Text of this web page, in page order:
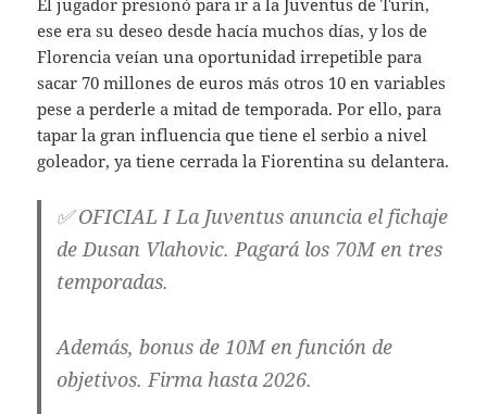
ese era su deseo desde hacía muchos días, y los de
Florencia veían una oportunidad irrepetible para
sacar 70 millones de euros más otros 10 en variables
pese a perderle a mitad de temporada. Por ello, para
tapar la gran influencia que tiene el serbio a nivel
goleador, ya tiene cerrada la Fiorentina su delantera.
✅ OFICIAL I La Juventus anuncia el fichaje
de Dusan Vlahovic. Pagará los 70M en tres
temporadas.
Además, bonus de 10M en función de
objetivos. Firma hasta 2026.